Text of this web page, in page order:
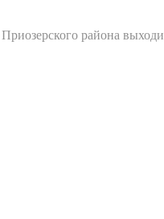
района